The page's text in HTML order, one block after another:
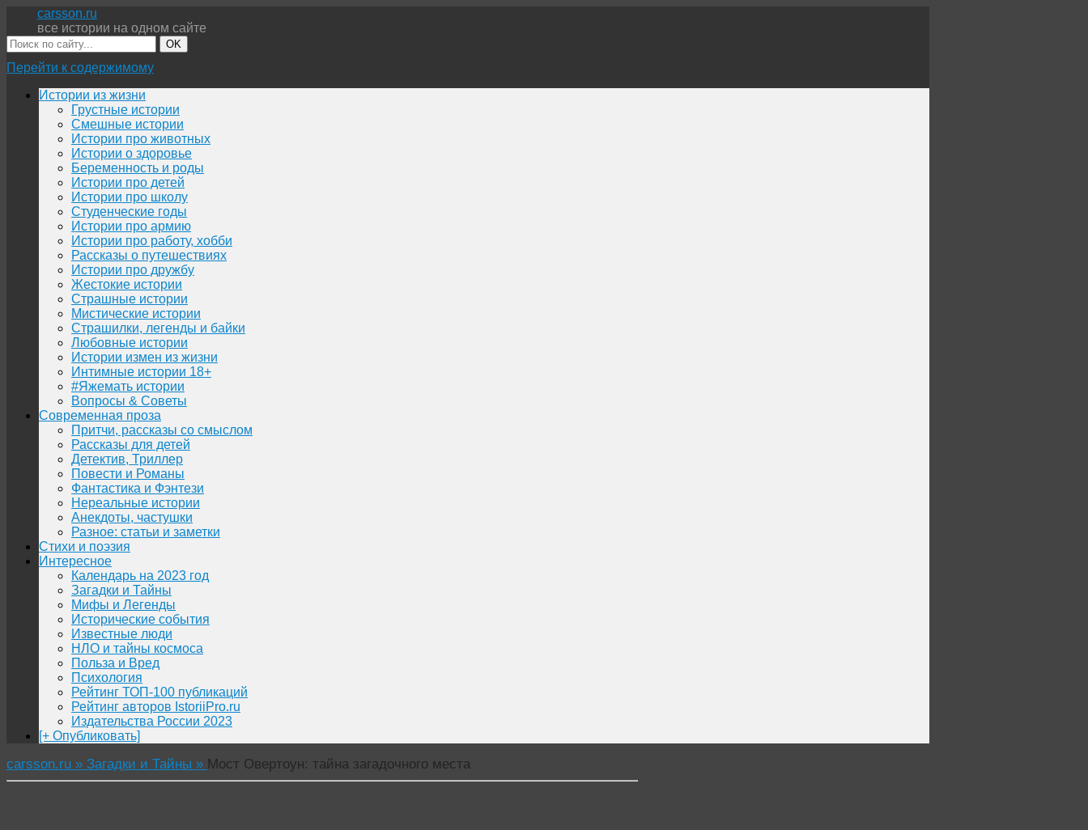
carsson.ru
все истории на одном сайте
OK
Перейти к содержимому
Истории из жизни
Грустные истории
Смешные истории
Истории про животных
Истории о здоровье
Беременность и роды
Истории про детей
Истории про школу
Студенческие годы
Истории про армию
Истории про работу, хобби
Рассказы о путешествиях
Истории про дружбу
Жестокие истории
Страшные истории
Мистические истории
Страшилки, легенды и байки
Любовные истории
Истории измен из жизни
Интимные истории 18+
#Яжемать истории
Вопросы & Советы
Современная проза
Притчи, рассказы со смыслом
Рассказы для детей
Детектив, Триллер
Повести и Романы
Фантастика и Фэнтези
Нереальные истории
Анекдоты, частушки
Разное: статьи и заметки
Стихи и поэзия
Интересное
Календарь на 2023 год
Загадки и Тайны
Мифы и Легенды
Исторические события
Известные люди
НЛО и тайны космоса
Польза и Вред
Психология
Рейтинг ТОП-100 публикаций
Рейтинг авторов IstoriiPro.ru
Издательства России 2023
[+ Опубликовать]
carsson.ru » Загадки и Тайны » Мост Овертоун: тайна загадочного места